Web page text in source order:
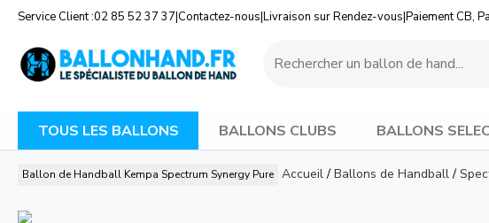
Service Client :02 85 52 37 37|Contactez-nous|Livraison sur Rendez-vous|Paiement CB,
TOUS LES BALLONS BALLONS CLUBS BALLONS
Ballon de Handball Kempa Spectrum Synergy Pure Accueil/ Ballons de Handball/